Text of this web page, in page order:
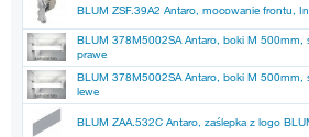
BLUM ZSF.39A2 Antaro, mocowanie frontu,
BLUM 378M5002SA Antaro, boki M 500mm,
prawe
BLUM 378M5002SA Antaro, boki M 500mm,
lewe
BLUM ZAA.532C Antaro, zaślepka z logo